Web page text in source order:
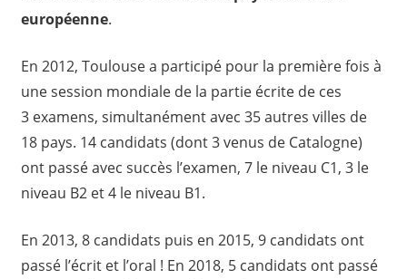
européenne.
En 2012, Toulouse a participé pour la première fois à
une session mondiale de la partie écrite de ces
3 examens, simultanément avec 35 autres villes de
18 pays. 14 candidats (dont 3 venus de Catalogne)
ont passé avec succès l’examen, 7 le niveau C1, 3 le
niveau B2 et 4 le niveau B1.
En 2013, 8 candidats puis en 2015, 9 candidats ont
passé l’écrit et l’oral ! En 2018, 5 candidats ont passé